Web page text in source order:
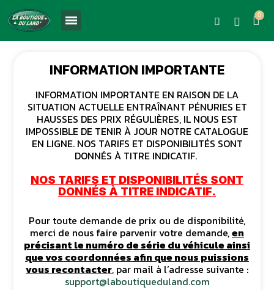
INFORMATION IMPORTANTE
INFORMATION IMPORTANTE EN RAISON DE LA
SITUATION ACTUELLE ENTRAÎNANT PÉNURIES ET
HAUSSES DES PRIX RÉGULIÈRES, IL NOUS EST
IMPOSSIBLE DE TENIR À JOUR NOTRE CATALOGUE
EN LIGNE. NOS TARIFS ET DISPONIBILITÉS SONT
DONNÉS À TITRE INDICATIF.
NOS TARIFS ET DISPONIBILITÉS SONT
DONNÉS À TITRE INDICATIF.
Pour toute demande de prix ou de disponibilité,
merci de nous faire parvenir votre demande,en
précisant le numéro de série du véhicule ainsi
que vos coordonnées afin que nous puissions
vous recontacter, par mail à l’adresse suivante :
support@laboutiqueduland.com